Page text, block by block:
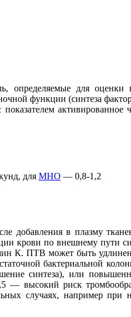
определяемые для
функции (синтеза
активированное
для МНО — 0,8-1,2
добавления в плазму
крови по внешнему пути
К. ПТВ может быть
бактериальной
синтеза), или
— высокий риск
случаях, например при